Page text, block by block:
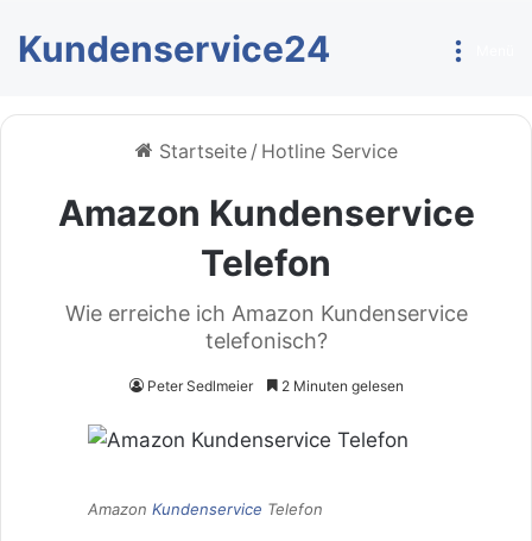
Kundenservice24
Startseite / Hotline Service
Amazon Kundenservice
Telefon
Wie erreiche ich Amazon Kundenservice
telefonisch?
Peter Sedlmeier 2 Minuten gelesen
Amazon Kundenservice Telefon